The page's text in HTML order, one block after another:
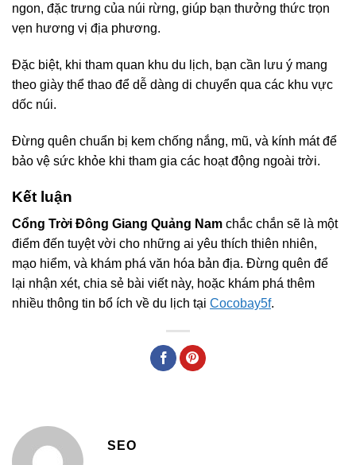
ngon, đặc trưng của núi rừng, giúp bạn thưởng thức trọn
vẹn hương vị địa phương.
Đặc biệt, khi tham quan khu du lịch, bạn cần lưu ý mang
theo giày thể thao để dễ dàng di chuyển qua các khu vực
dốc núi.
Đừng quên chuẩn bị kem chống nắng, mũ, và kính mát để
bảo vệ sức khỏe khi tham gia các hoạt động ngoài trời.
Kết luận
Cổng Trời Đông Giang Quảng Nam chắc chắn sẽ là một
điểm đến tuyệt vời cho những ai yêu thích thiên nhiên,
mạo hiểm, và khám phá văn hóa bản địa. Đừng quên để
lại nhận xét, chia sẻ bài viết này, hoặc khám phá thêm
nhiều thông tin bổ ích về du lịch tại Cocobay5f.
SEO